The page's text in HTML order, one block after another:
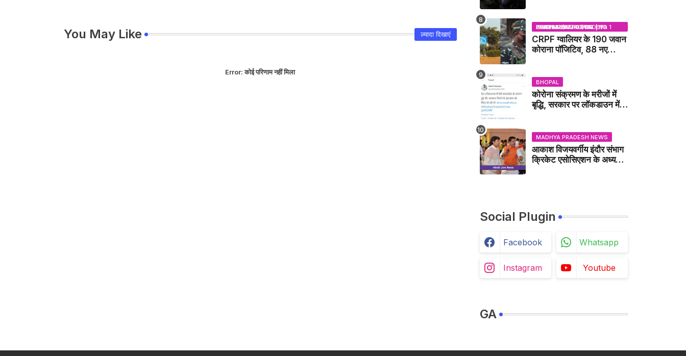
You May Like ज़्यादा दिखाएं
Error:कोई परिणाम नहीं मिला
BHOPAL SAMACHAR | NO 1 HINDI NEWS PORTAL OF CENTRAL INDIA (MADHYA PRADESH)
CRPF ग्वालियर के 190 जवान
कोराना पॉजिटिव, 88 नए
BHOPAL
कोरोना संक्रमण के मरीजों में
बृद्धि, सरकार पर लॉकडाउन में
MADHYA PRADESH NEWS
आकाश विजयवर्गीय इंदौर संभाग
क्रिकेट एसोसिएशन के अध्यक्ष
Social Plugin
Facebook Whatsapp
Instagram Youtube
GA